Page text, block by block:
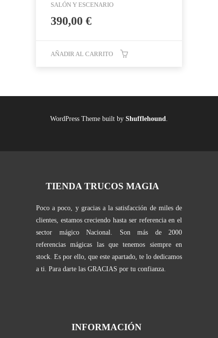
SALÓN Y ESCENARIO
390,00 €
AÑADIR AL CARRITO
WordPress Theme built by Shufflehound
TIENDA TRUCOS MAGIA
Poco a poco, y gracias a la satisfacción de miles de
clientes, estamos creciendo hasta ser referencia en el
sector mágico Nacional. Son más de 2000
referencias mágicas las que tenemos siempre en
stock. Es por ello, que este apartado, te lo dedicamos
a ti. Para darte las GRACIAS por tu confianza.
INFORMACIÓN